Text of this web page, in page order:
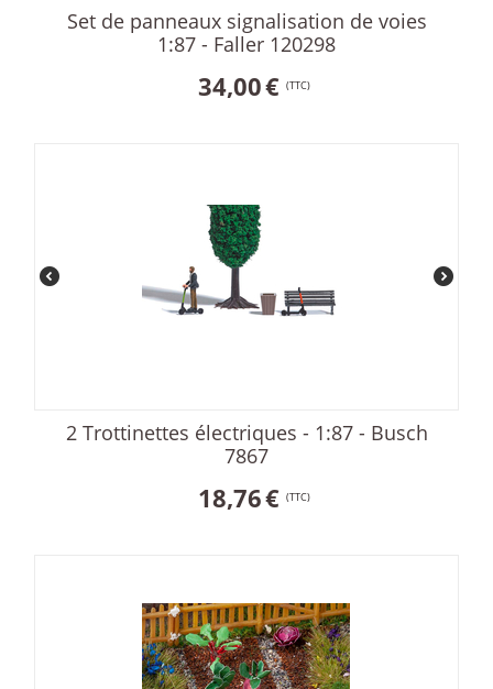
Set de panneaux signalisation de voies
1:87 - Faller 120298
34,00€ (TTC)
2 Trottinettes électriques - 1:87 - Busch
7867
18,76€ (TTC)